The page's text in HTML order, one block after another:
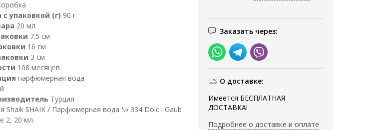
Заказать через:
О доставке:
Имеется БЕСПЛАТНАЯ
ДОСТАВКА!
Подробнее о доставке и оплате
с упаковкой (г) 90 г
20 мл
7.5 см
16 см
3 см
108 месяцев
парфюмерная вода
Турция
Shaik SHAIK / Парфюмерная вода № 334 Dolc i Gaub
2, 20 мл.